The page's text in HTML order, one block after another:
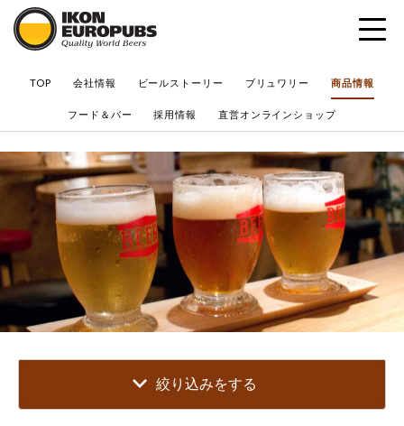
TOP 会社情報 ビールストーリー ブリュワリー 商品情報
フード＆バー 採用情報 直営オンラインショップ
絞り込みをする